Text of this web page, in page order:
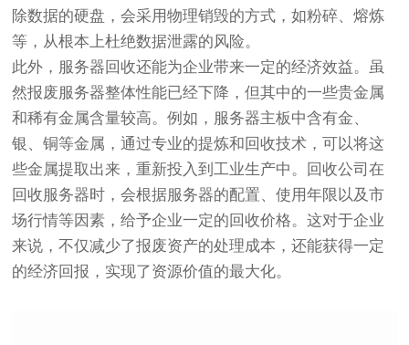
除数据的硬盘，会采用物理销毁的方式，如粉碎、熔炼
等，从根本上杜绝数据泄露的风险。
此外，服务器回收还能为企业带来一定的经济效益。虽
然报废服务器整体性能已经下降，但其中的一些贵金属
和稀有金属含量较高。例如，服务器主板中含有金、
银、铜等金属，通过专业的提炼和回收技术，可以将这
些金属提取出来，重新投入到工业生产中。回收公司在
回收服务器时，会根据服务器的配置、使用年限以及市
场行情等因素，给予企业一定的回收价格。这对于企业
来说，不仅减少了报废资产的处理成本，还能获得一定
的经济回报，实现了资源价值的最大化。